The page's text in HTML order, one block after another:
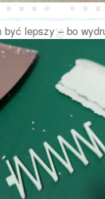
być lepszy – bo